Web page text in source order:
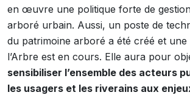
en œuvre une politique forte de
arboré urbain. Aussi, un poste de
du patrimoine arboré a été créé et une
l’Arbre est en cours. Elle aura pour
sensibiliser l’ensemble des acteurs
les usagers et les riverains aux